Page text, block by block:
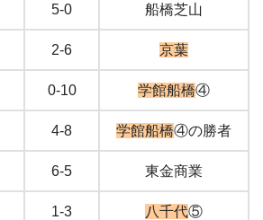
5-0 船橋芝山
2-6 京葉
0-10 学館船橋④
4-8 学館船橋④の勝者
6-5 東金商業
1-3 八千代⑤